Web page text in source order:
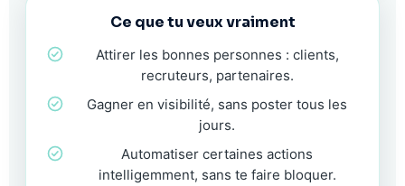
Ce que tu veux vraiment
Attirer les bonnes personnes : clients,
recruteurs, partenaires.
Gagner en visibilité, sans poster tous les
jours.
Automatiser certaines actions
intelligemment, sans te faire bloquer.